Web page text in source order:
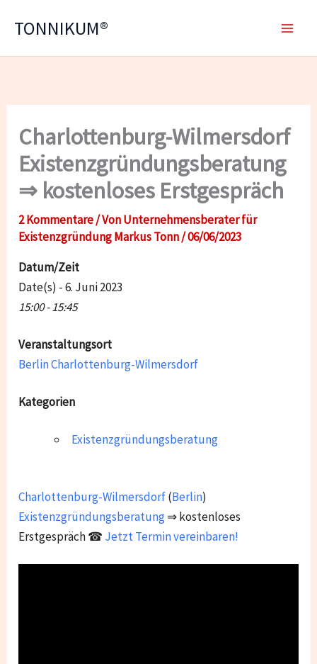
InhaltTONNIKUM®
Charlottenburg-Wilmersdorf
Existenzgründungsberatung
⇒ kostenloses Erstgespräch
2 Kommentare/ VonUnternehmensberater für
Existenzgründung Markus Tonn/06/06/2023
Datum/Zeit
Date(s) - 6. Juni 2023
15:00 - 15:45
Veranstaltungsort
Berlin Charlottenburg-Wilmersdorf
Kategorien
Existenzgründungsberatung
Charlottenburg-Wilmersdorf(Berlin)
Existenzgründungsberatung⇒ kostenloses
Erstgespräch ☎ Jetzt Termin vereinbaren!